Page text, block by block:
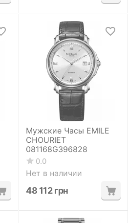
Мужские Часы EMILE
CHOURIET
081168G396828
0.0
Нет в наличии
48 112 грн